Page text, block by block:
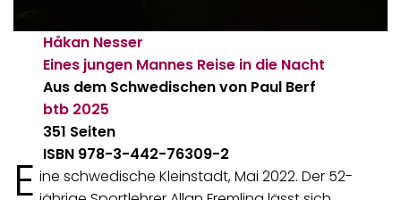
Håkan Nesser
Eines jungen Mannes Reise in die Nacht
Aus dem Schwedischen von Paul Berf
btb 2025
351 Seiten
ISBN 978-3-442-76309-2
E ine schwedische Kleinstadt, Mai 2022. Der 52-